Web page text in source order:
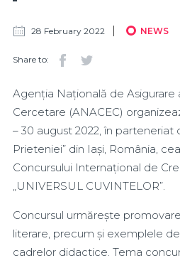
28 February 2022 NEWS
Share to:
Agenția Națională de Asigurare
Cercetare (ANACEC)
– 30 august 2022, în parteneriat
Prieteniei” din Iași, România,
Concursului Internațional de
„UNIVERSUL CUVINTELOR”.
Concursul urmărește
literare, precum și exemplele
cadrelor didactice. Tema